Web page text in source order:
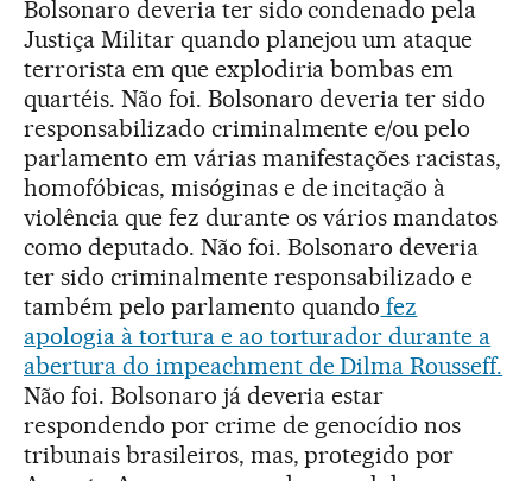
Bolsonaro deveria ter sido condenado pela
Justiça Militar quando planejou um ataque
terrorista em que explodiria bombas em
quartéis. Não foi. Bolsonaro deveria ter sido
responsabilizado criminalmente e/ou pelo
parlamento em várias manifestações racistas,
homofóbicas, misóginas e de incitação à
violência que fez durante os vários mandatos
como deputado. Não foi. Bolsonaro deveria
ter sido criminalmente responsabilizado e
também pelo parlamento quando fez
apologia à tortura e ao torturador durante a
abertura do impeachment de Dilma Rousseff.
Não foi. Bolsonaro já deveria estar
respondendo por crime de genocídio nos
tribunais brasileiros, mas, protegido por